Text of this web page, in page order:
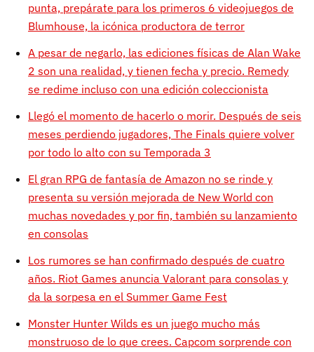
punta, prepárate para los primeros 6 videojuegos de
Blumhouse, la icónica productora de terror
A pesar de negarlo, las ediciones físicas de Alan Wake
2 son una realidad, y tienen fecha y precio. Remedy
se redime incluso con una edición coleccionista
Llegó el momento de hacerlo o morir. Después de seis
meses perdiendo jugadores, The Finals quiere volver
por todo lo alto con su Temporada 3
El gran RPG de fantasía de Amazon no se rinde y
presenta su versión mejorada de New World con
muchas novedades y por fin, también su lanzamiento
en consolas
Los rumores se han confirmado después de cuatro
años. Riot Games anuncia Valorant para consolas y
da la sorpesa en el Summer Game Fest
Monster Hunter Wilds es un juego mucho más
monstruoso de lo que crees. Capcom sorprende con